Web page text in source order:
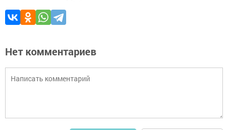
Нет комментариев